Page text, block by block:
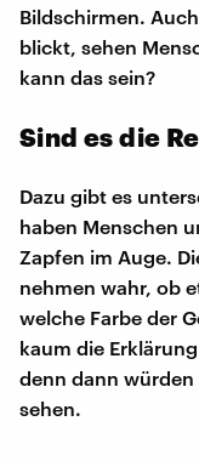
Bildschirmen.
blickt, sehen
kann das sein?
Sind es die
Dazu gibt es
haben Menschen
Zapfen im Auge.
nehmen wahr, ob
welche Farbe der
kaum die
denn dann
sehen.